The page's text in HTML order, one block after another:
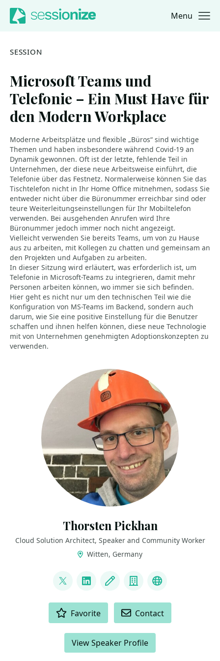
Jump to navigation
Jump to content Menu
SESSION
Microsoft Teams und
Telefonie – Ein Must Have für
den Modern Workplace
Moderne Arbeitsplätze und flexible „Büros“ sind wichtige
Themen und haben insbesondere während Covid-19 an
Dynamik gewonnen. Oft ist der letzte, fehlende Teil in
Unternehmen, der diese neue Arbeitsweise einführt, die
Telefonie über das Festnetz. Normalerweise können Sie das
Tischtelefon nicht in Ihr Home Office mitnehmen, sodass Sie
entweder nicht über die Büronummer erreichbar sind oder
teure Weiterleitungseinstellungen für Ihr Mobiltelefon
verwenden. Bei ausgehenden Anrufen wird Ihre
Büronummer jedoch immer noch nicht angezeigt.
Vielleicht verwenden Sie bereits Teams, um von zu Hause
aus zu arbeiten, mit Kollegen zu chatten und gemeinsam an
den Projekten und Aufgaben zu arbeiten.
In dieser Sitzung wird erläutert, was erforderlich ist, um
Telefonie in Microsoft-Teams zu integrieren, damit mehr
Personen arbeiten können, wo immer sie sich befinden.
Hier geht es nicht nur um den technischen Teil wie die
Konfiguration von MS-Teams im Backend, sondern auch
darum, wie Sie eine positive Einstellung für die Benutzer
schaffen und ihnen helfen können, diese neue Technologie
mit von Unternehmen genehmigten Adoptionskonzepten zu
verwenden.
Thorsten Pickhan
Cloud Solution Architect, Speaker and Community Worker
Witten, Germany
@tpickhan
LinkedInBlog CompanyBluesky
Favorite Contact
View Speaker Profile